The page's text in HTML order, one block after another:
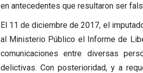
en antecedentes que resultaron ser
El 11 de diciembre de 2017, el
al Ministerio Público el Informe de
comunicaciones entre diversas
delictivas. Con posterioridad, y a